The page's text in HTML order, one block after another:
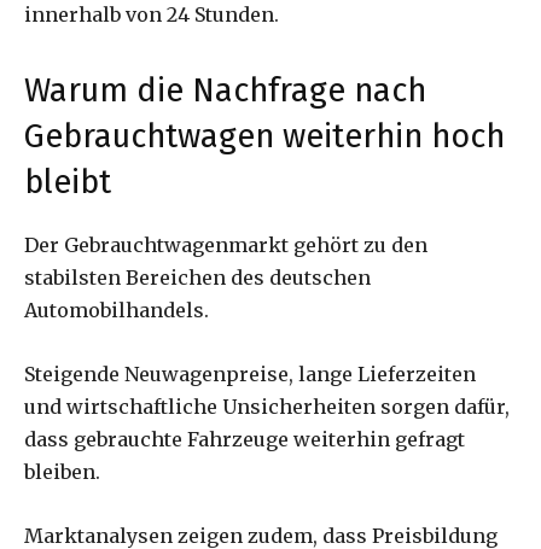
innerhalb von 24 Stunden.
Warum die Nachfrage nach
Gebrauchtwagen weiterhin hoch
bleibt
Der Gebrauchtwagenmarkt gehört zu den
stabilsten Bereichen des deutschen
Automobilhandels.
Steigende Neuwagenpreise, lange Lieferzeiten
und wirtschaftliche Unsicherheiten sorgen dafür,
dass gebrauchte Fahrzeuge weiterhin gefragt
bleiben.
Marktanalysen zeigen zudem, dass Preisbildung